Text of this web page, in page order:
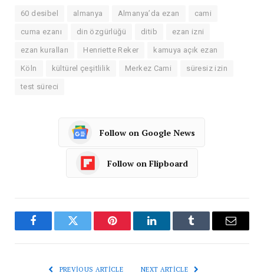
60 desibel almanya Almanya’da ezan cami
cuma ezanı din özgürlüğü ditib ezan izni
ezan kuralları Henriette Reker kamuya açık ezan
Köln kültürel çeşitlilik Merkez Cami süresiz izin
test süreci
Follow on Google News
Follow on Flipboard
FacebookTwitter Pinterest LinkedInTumblr Email
PREVIOUS ARTICLE NEXT ARTICLE